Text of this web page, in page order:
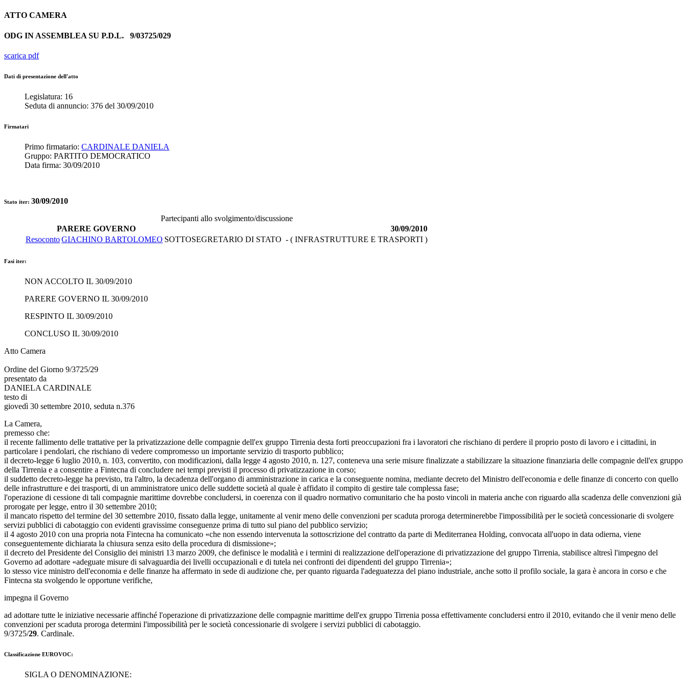
ATTO CAMERA
ODG IN ASSEMBLEA SU P.D.L. 9/03725/029
scarica pdf
Dati di presentazione dell'atto
Legislatura: 16
Seduta di annuncio: 376 del 30/09/2010
Firmatari
Primo firmatario: CARDINALE DANIELA
Gruppo: PARTITO DEMOCRATICO
Data firma: 30/09/2010
Stato iter: 30/09/2010
Partecipanti allo svolgimento/discussione
PARERE GOVERNO
30/09/2010
ResocontoGIACHINO BARTOLOMEO SOTTOSEGRETARIO DI STATO - ( INFRASTRUTTURE E TRASPORTI )
Fasi iter:
NON ACCOLTO IL 30/09/2010
PARERE GOVERNO IL 30/09/2010
RESPINTO IL 30/09/2010
CONCLUSO IL 30/09/2010
Atto Camera
Ordine del Giorno 9/3725/29
presentato da
DANIELA CARDINALE
testo di
giovedì 30 settembre 2010, seduta n.376
La Camera,
premesso che:
il recente fallimento delle trattative per la privatizzazione delle compagnie dell'ex gruppo Tirrenia desta forti preoccupazioni fra i lavoratori che rischiano di perdere il proprio posto di lavoro e i cittadini, in
particolare i pendolari, che rischiano di vedere compromesso un importante servizio di trasporto pubblico;
il decreto-legge 6 luglio 2010, n. 103, convertito, con modificazioni, dalla legge 4 agosto 2010, n. 127, conteneva una serie misure finalizzate a stabilizzare la situazione finanziaria delle compagnie dell'ex gruppo
della Tirrenia e a consentire a Fintecna di concludere nei tempi previsti il processo di privatizzazione in corso;
il suddetto decreto-legge ha previsto, tra l'altro, la decadenza dell'organo di amministrazione in carica e la conseguente nomina, mediante decreto del Ministro dell'economia e delle finanze di concerto con quello
delle infrastrutture e dei trasporti, di un amministratore unico delle suddette società al quale è affidato il compito di gestire tale complessa fase;
l'operazione di cessione di tali compagnie marittime dovrebbe concludersi, in coerenza con il quadro normativo comunitario che ha posto vincoli in materia anche con riguardo alla scadenza delle convenzioni già
prorogate per legge, entro il 30 settembre 2010;
il mancato rispetto del termine del 30 settembre 2010, fissato dalla legge, unitamente al venir meno delle convenzioni per scaduta proroga determinerebbe l'impossibilità per le società concessionarie di svolgere
servizi pubblici di cabotaggio con evidenti gravissime conseguenze prima di tutto sul piano del pubblico servizio;
il 4 agosto 2010 con una propria nota Fintecna ha comunicato «che non essendo intervenuta la sottoscrizione del contratto da parte di Mediterranea Holding, convocata all'uopo in data odierna, viene
conseguentemente dichiarata la chiusura senza esito della procedura di dismissione»;
il decreto del Presidente del Consiglio dei ministri 13 marzo 2009, che definisce le modalità e i termini di realizzazione dell'operazione di privatizzazione del gruppo Tirrenia, stabilisce altresì l'impegno del
Governo ad adottare «adeguate misure di salvaguardia dei livelli occupazionali e di tutela nei confronti dei dipendenti del gruppo Tirrenia»;
lo stesso vice ministro dell'economia e delle finanze ha affermato in sede di audizione che, per quanto riguarda l'adeguatezza del piano industriale, anche sotto il profilo sociale, la gara è ancora in corso e che
Fintecna sta svolgendo le opportune verifiche,
impegna il Governo
ad adottare tutte le iniziative necessarie affinché l'operazione di privatizzazione delle compagnie marittime dell'ex gruppo Tirrenia possa effettivamente concludersi entro il 2010, evitando che il venir meno delle
convenzioni per scaduta proroga determini l'impossibilità per le società concessionarie di svolgere i servizi pubblici di cabotaggio.
9/3725/29. Cardinale.
Classificazione EUROVOC:
SIGLA O DENOMINAZIONE: